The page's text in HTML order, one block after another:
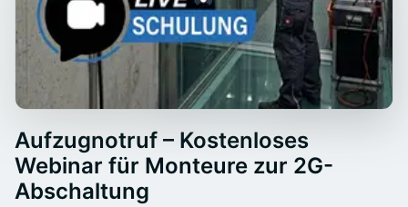
Aufzugnotruf – Kostenloses
Webinar für Monteure zur 2G-
Abschaltung